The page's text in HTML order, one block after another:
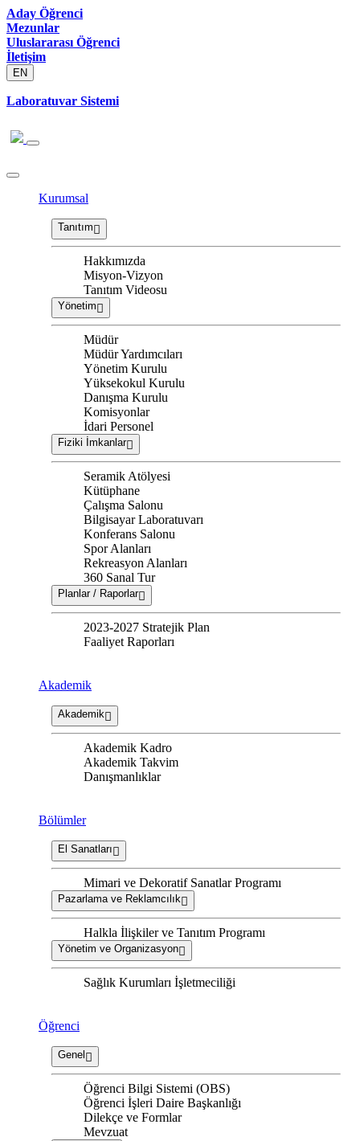
Aday Öğrenci
Mezunlar
Uluslararası Öğrenci
İletişim
EN
Laboratuvar Sistemi
Kurumsal
Tanıtım
Hakkımızda
Misyon-Vizyon
Tanıtım Videosu
Yönetim
Müdür
Müdür Yardımcıları
Yönetim Kurulu
Yüksekokul Kurulu
Danışma Kurulu
Komisyonlar
İdari Personel
Fiziki İmkanlar
Seramik Atölyesi
Kütüphane
Çalışma Salonu
Bilgisayar Laboratuvarı
Konferans Salonu
Spor Alanları
Rekreasyon Alanları
360 Sanal Tur
Planlar / Raporlar
2023-2027 Stratejik Plan
Faaliyet Raporları
Akademik
Akademik
Akademik Kadro
Akademik Takvim
Danışmanlıklar
Bölümler
El Sanatları
Mimari ve Dekoratif Sanatlar Programı
Pazarlama ve Reklamcılık
Halkla İlişkiler ve Tanıtım Programı
Yönetim ve Organizasyon
Sağlık Kurumları İşletmeciliği
Öğrenci
Genel
Öğrenci Bilgi Sistemi (OBS)
Öğrenci İşleri Daire Başkanlığı
Dilekçe ve Formlar
Mevzuat